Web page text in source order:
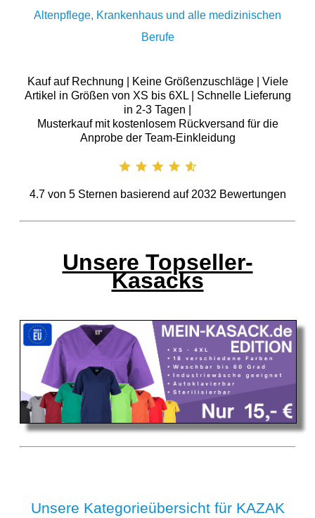
Altenpflege, Krankenhaus und alle medizinischen
Berufe
Kauf auf Rechnung | Keine Größenzuschläge | Viele
Artikel in Größen von XS bis 6XL | Schnelle Lieferung
in 2-3 Tagen |
Musterkauf mit kostenlosem Rückversand für die
Anprobe der Team-Einkleidung
4.7von 5Sternen basierend auf 2032 Bewertungen
Unsere Topseller-
Kasacks
Unsere Kategorieübersicht für KAZAK